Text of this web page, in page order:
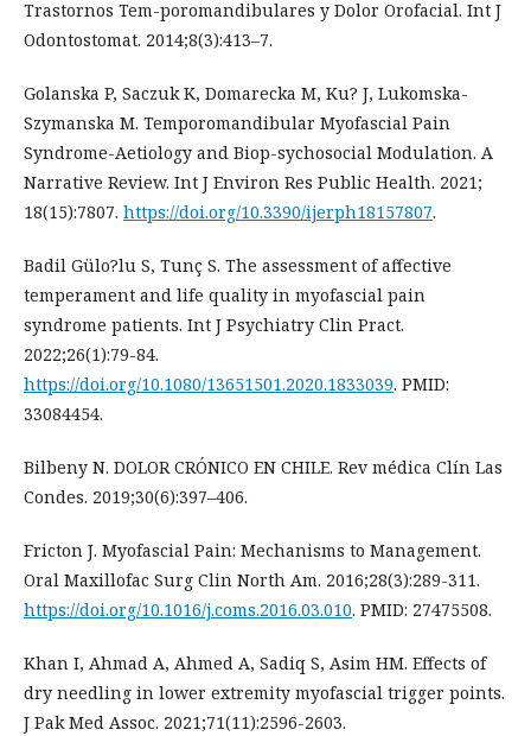
Trastornos Tem-poromandibulares y Dolor Orofacial. Int J
Odontostomat. 2014;8(3):413–7.
Golanska P, Saczuk K, Domarecka M, Ku? J, Lukomska-
Szymanska M. Temporomandibular Myofascial Pain
Syndrome-Aetiology and Biop-sychosocial Modulation. A
Narrative Review. Int J Environ Res Public Health. 2021;
18(15):7807. https://doi.org/10.3390/ijerph18157807.
Badil Gülo?lu S, Tunç S. The assessment of affective
temperament and life quality in myofascial pain
syndrome patients. Int J Psychiatry Clin Pract.
2022;26(1):79-84.
https://doi.org/10.1080/13651501.2020.1833039. PMID:
33084454.
Bilbeny N. DOLOR CRÓNICO EN CHILE. Rev médica Clín Las
Condes. 2019;30(6):397–406.
Fricton J. Myofascial Pain: Mechanisms to Management.
Oral Maxillofac Surg Clin North Am. 2016;28(3):289-311.
https://doi.org/10.1016/j.coms.2016.03.010. PMID: 27475508.
Khan I, Ahmad A, Ahmed A, Sadiq S, Asim HM. Effects of
dry needling in lower extremity myofascial trigger points.
J Pak Med Assoc. 2021;71(11):2596-2603.